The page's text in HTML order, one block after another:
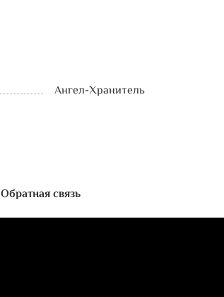
Ангел-Хранитель
Обратная связь